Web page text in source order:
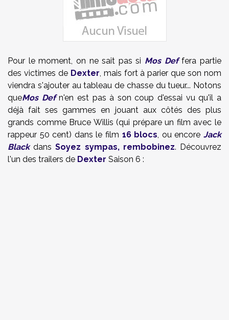
Pour le moment, on ne sait pas si Mos Deffera partie
des victimes de Dexter, mais fort à parier que son nom
viendra s'ajouter au tableau de chasse du tueur... Notons
queMos Defn'en est pas à son coup d'essai vu qu'il a
déjà fait ses gammes en jouant aux côtés des plus
grands comme Bruce Willis (qui prépareun film avec le
rappeur 50 cent) dans le film 16 blocs, ou encoreJack
BlackdansSoyez sympas, rembobinez. Découvrez
l'un des trailers de Dexter Saison 6 :